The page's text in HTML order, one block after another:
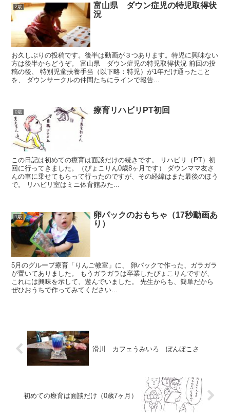
2歳
富山県 ダウン症児の特児取得状
況
お久しぶりの投稿です。後半は動画が３つあります。特児に興味ない
方は後半からどうぞ。 富山県 ダウン症児の特児取得状況 前回の投
稿の後、 特別児童扶養手当（以下略：特児）が1年だけ通ったこと
を、 ダウンサークルの仲間たちにラインで報告...
0歳 療育リハビリPT初回
この日記は初めての療育は面談だけの続きです。 リハビリ（PT）初
回に行ってきました。（ぴょこりん0歳8ヶ月です） ダウンママ友さ
んの車に乗せてもらって行ったのですが、その経緯はまた最後のほう
で。 リハビリ室はミニ体育館みた...
1歳
卵パックのおもちゃ（17秒動画あ
り）
5月のグループ療育「りんご教室」に、 卵パックで作った、ガラガラ
が置いてありました。 もうガラガラは卒業したぴょこりんですが、
これには興味を示して、遊んでいました。 先生からも、簡単だから
ぜひおうちで作ってみてください...
滑川 カフェうみいろ ぼんぼこさ
初めての療育は面談だけ（0歳7ヶ月）